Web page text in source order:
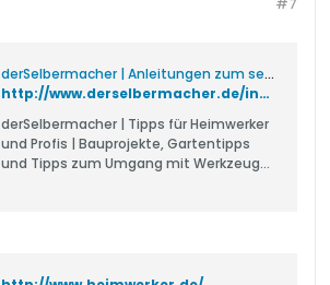
#7
derSelbermacher | Anleitungen zum selber bauen
http://www.derselbermacher.de/index.htm
derSelbermacher | Tipps für Heimwerker
und Profis | Bauprojekte, Gartentipps
und Tipps zum Umgang mit Werkzeug